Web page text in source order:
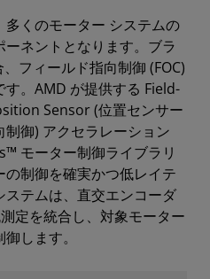
くのモーター システムの
ネントとなります。ブラ
フィールド指向制御 (FOC)
。AMD が提供する Field-
Sensor (位置センサー
御) アクセラレーション
モーター制御ライブラリ
制御を確実かつ低レイテ
テムは、直交エンコーダ
定を統合し、対象モーター
します。